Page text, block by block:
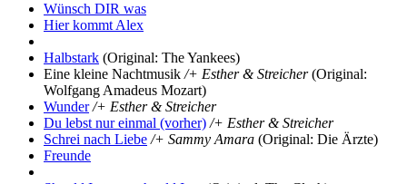
Wünsch DIR was
Hier kommt Alex
Halbstark (Original: The Yankees)
Eine kleine Nachtmusik /+ Esther & Streicher (Original:
Wolfgang Amadeus Mozart)
Wunder /+ Esther & Streicher
Du lebst nur einmal (vorher) /+ Esther & Streicher
Schrei nach Liebe /+ Sammy Amara (Original: Die Ärzte)
Freunde